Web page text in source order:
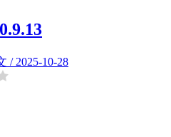
/ 2025-10-28